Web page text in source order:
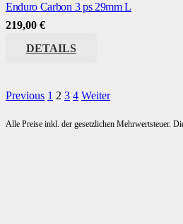
Enduro Carbon 3 ps 29mm L
219,00 €
DETAILS
Previous 1 2 3 4 Weiter
Alle Preise inkl. der gesetzlichen Mehrwertsteuer.